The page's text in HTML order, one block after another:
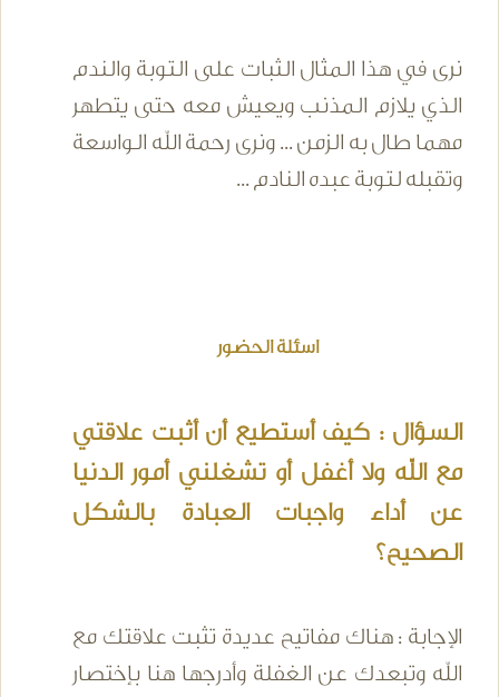
نرى في هذا المثال الثبات على التوبة والندم
الذي يلازم المذنب ويعيش معه حتى يتطهر
مهما طال به الزمن ... ونرى رحمة الله الواسعة
وتقبله لتوبة عبده النادم ...
اسئلة الحضور
السؤال : كيف أستطيع أن أثبت علاقتي
مع الله ولا أغفل أو تشغلني أمور الدنيا
عن أداء واجبات العبادة بالشكل
الصحيح؟
الإجابة : هناك مفاتيح عديدة تثبت علاقتك مع
الله وتبعدك عن الغفلة وأدرجها هنا بإختصار